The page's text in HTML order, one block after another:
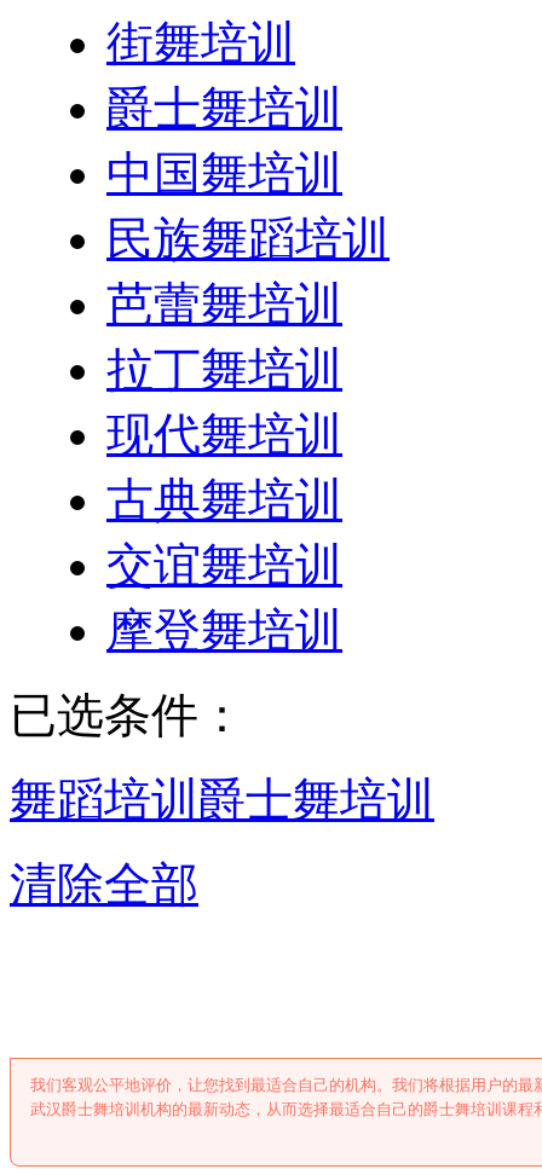
街舞培训
爵士舞培训
中国舞培训
民族舞蹈培训
芭蕾舞培训
拉丁舞培训
现代舞培训
古典舞培训
交谊舞培训
摩登舞培训
已选条件：
舞蹈培训 爵士舞培训
清除全部
我们客观公平地评价，让您找到最适合自己的机构。我们将根据用户的
武汉爵士舞培训机构的最新动态，从而选择最适合自己的爵士舞培训课程